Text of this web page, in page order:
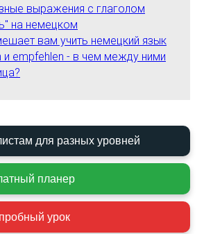
выражения с глаголом
на немецком
вам учить немецкий язык
и empfehlen - в чем между ними
для разных уровней
планер
урок